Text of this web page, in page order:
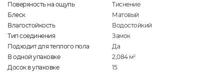
Поверхность на ощупь
Тиснение
Блеск
Матовый
Влагостойкость
Водостойкий
Тип соединения
Замок
Подходит для теплого пола
Да
В одной упаковке
2,084 м2
Досок в упаковке
15